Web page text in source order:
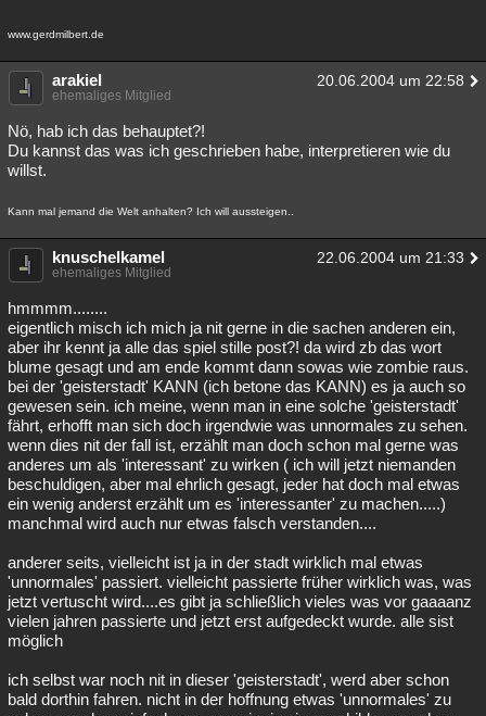
Lesenswert Schlüsselwörter
www.gerdmilbert.de
arakiel 20.06.2004 um 22:58
ehemaliges Mitglied
Nö, hab ich das behauptet?!
Du kannst das was ich geschrieben habe, interpretieren wie du
willst.
Kann mal jemand die Welt anhalten? Ich will aussteigen..
knuschelkamel 22.06.2004 um 21:33
ehemaliges Mitglied
hmmmm........
eigentlich misch ich mich ja nit gerne in die sachen anderen ein,
aber ihr kennt ja alle das spiel stille post?! da wird zb das wort
blume gesagt und am ende kommt dann sowas wie zombie raus.
bei der 'geisterstadt' KANN (ich betone das KANN) es ja auch so
gewesen sein. ich meine, wenn man in eine solche 'geisterstadt'
fährt, erhofft man sich doch irgendwie was unnormales zu sehen.
wenn dies nit der fall ist, erzählt man doch schon mal gerne was
anderes um als 'interessant' zu wirken ( ich will jetzt niemanden
beschuldigen, aber mal ehrlich gesagt, jeder hat doch mal etwas
ein wenig anderst erzählt um es 'interessanter' zu machen.....)
manchmal wird auch nur etwas falsch verstanden....
anderer seits, vielleicht ist ja in der stadt wirklich mal etwas
'unnormales' passiert. vielleicht passierte früher wirklich was, was
jetzt vertuscht wird....es gibt ja schließlich vieles was vor gaaaanz
vielen jahren passierte und jetzt erst aufgedeckt wurde. alle sist
möglich
ich selbst war noch nit in dieser 'geisterstadt', werd aber schon
bald dorthin fahren. nicht in der hoffnung etwas 'unnormales' zu